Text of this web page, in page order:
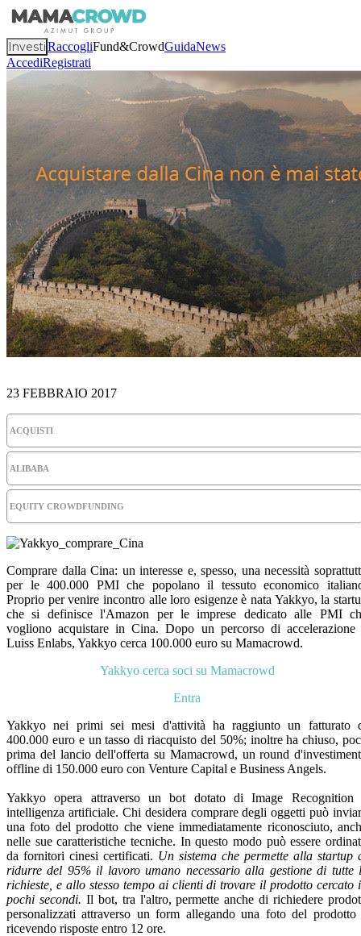
InvestiRaccogliFund&CrowdGuidaNews
AccediRegistrati
23 FEBBRAIO 2017
ACQUISTI
ALIBABA
EQUITY CROWDFUNDING
Comprare dalla Cina: un interesse e, spesso, una necessità
per le 400.000 PMI che popolano il tessuto economico
Proprio per venire incontro alle loro esigenze è nata Yakkyo, la
che si definisce l'Amazon per le imprese dedicato alle PMI
vogliono acquistare in Cina. Dopo un percorso di accelerazione
Luiss Enlabs, Yakkyo cerca 100.000 euro su Mamacrowd.
Yakkyo cerca soci su Mamacrowd
Entra
Yakkyo nei primi sei mesi d'attività ha raggiunto un fatturato
400.000 euro e un tasso di riacquisto del 50%; inoltre ha chiuso,
prima del lancio dell'offerta su Mamacrowd, un round
offline di 150.000 euro con Venture Capital e Business Angels.
Yakkyo opera attraverso un bot dotato di Image Recognition
intelligenza artificiale. Chi desidera comprare degli oggetti può
una foto del prodotto che viene immediatamente riconosciuto,
nelle sue caratteristiche tecniche. In questo modo può essere
da fornitori cinesi certificati. Un sistema che permette alla startup
ridurre del 95% il lavoro umano necessario alla gestione di tutte
richieste, e allo stesso tempo ai clienti di trovare il prodotto cercato
pochi secondi. Il bot, tra l'altro, permette anche di richiedere
personalizzati attraverso un form allegando una foto del prodotto
ricevendo risposte entro 12 ore.